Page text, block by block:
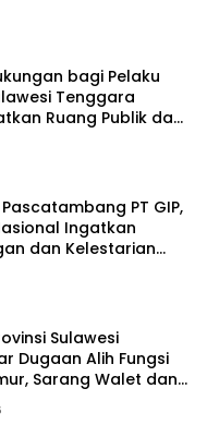
bagi Pelaku
Tenggara
Ruang Publik dan
PT GIP,
Ingatkan
dan Kelestarian
Sulawesi
Dugaan Alih Fungsi
Sarang Walet dan
di Lahan Pertanian